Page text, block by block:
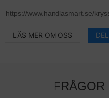
LÄS MER OM OSS
FRÅGOR